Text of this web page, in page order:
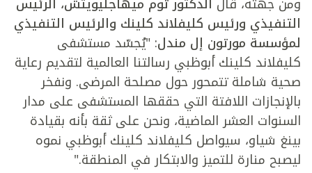
التنفيذي ورئيس كليفلاند كلينك والرئيس التنفيذي
لمؤسسة مورتون إل مندل: "يُجسّد مستشفى
كليفلاند كلينك أبوظبي رسالتنا العالمية لتقديم رعاية
صحية شاملة تتمحور حول مصلحة المرضى. ونفخر
بالإنجازات اللافتة التي حققها المستشفى على مدار
السنوات العشر الماضية، ونحن على ثقة بأنه بقيادة
بينغ شياو، سيواصل كليفلاند كلينك أبوظبي نموه
ليصبح منارة للتميز والابتكار في المنطقة."